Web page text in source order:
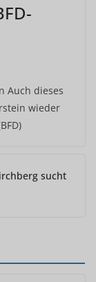
Auch dieses
wieder
sucht